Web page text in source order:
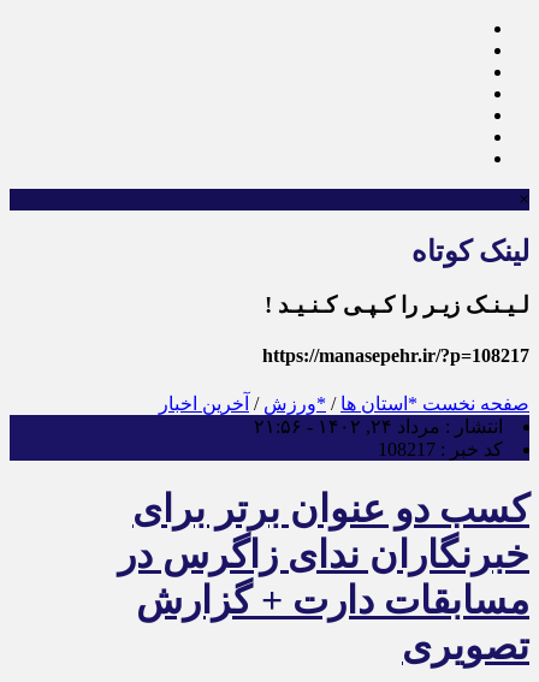
×
لینک کوتاه
لـیـنـک زیـر را کـپـی کـنـیـد !
https://manasepehr.ir/?p=108217
صفحه نخست *استان ها / *ورزش / آخرین اخبار
انتشار : مرداد ۲۴, ۱۴۰۲ - ۲۱:۵۶
کد خبر : 108217
کسب دو عنوان برتر برای
خبرنگاران ندای زاگرس در
مسابقات دارت + گزارش
تصویری